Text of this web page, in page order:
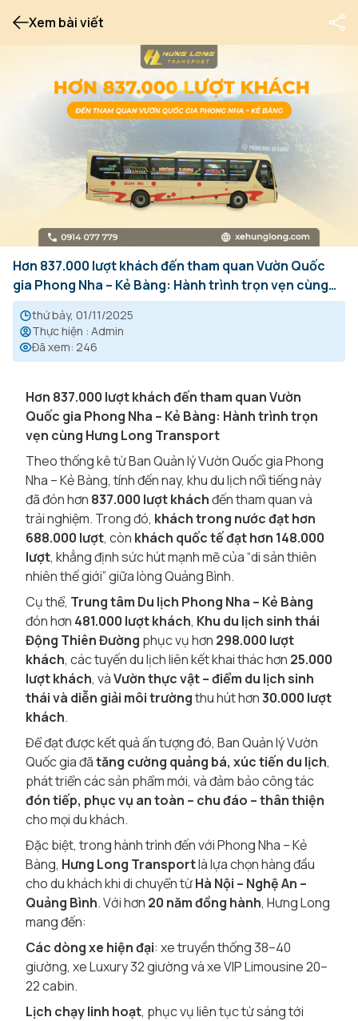
Xem bài viết
Hơn 837.000 lượt khách đến tham quan Vườn Quốc
gia Phong Nha – Kẻ Bàng: Hành trình trọn vẹn cùng
Hưng Long Transport
thứ bảy, 01/11/2025
Thực hiện : Admin
Đã xem: 246
Hơn 837.000 lượt khách đến tham quan Vườn
Quốc gia Phong Nha – Kẻ Bàng: Hành trình trọn
vẹn cùng Hưng Long Transport
Theo thống kê từ Ban Quản lý Vườn Quốc gia Phong
Nha – Kẻ Bàng, tính đến nay, khu du lịch nổi tiếng này
đã đón hơn 837.000 lượt kháchđến tham quan và
trải nghiệm. Trong đó, khách trong nước đạt hơn
688.000 lượt, còn khách quốc tế đạt hơn 148.000
lượt, khẳng định sức hút mạnh mẽ của “di sản thiên
nhiên thế giới” giữa lòng Quảng Bình.
Cụ thể, Trung tâm Du lịch Phong Nha – Kẻ Bàng
đón hơn 481.000 lượt khách, Khu du lịch sinh thái
Động Thiên Đường phục vụ hơn 298.000 lượt
khách, các tuyến du lịch liên kết khai thác hơn 25.000
lượt khách, vàVườn thực vật – điểm du lịch sinh
thái và diễn giải môi trườngthu hút hơn30.000 lượt
khách.
Để đạt được kết quả ấn tượng đó, Ban Quản lý Vườn
Quốc gia đãtăng cường quảng bá, xúc tiến du lịch,
phát triển các sản phẩm mới, và đảm bảo công tác
đón tiếp, phục vụ an toàn – chu đáo – thân thiện
cho mọi du khách.
Đặc biệt, trong hành trình đến với Phong Nha – Kẻ
Bàng, Hưng Long Transportlà lựa chọn hàng đầu
cho du khách khi di chuyển từHà Nội – Nghệ An –
Quảng Bình. Với hơn 20 năm đồng hành, Hưng Long
mang đến:
Các dòng xe hiện đại: xe truyền thống 38–40
giường, xe Luxury 32 giường và xe VIP Limousine 20–
22 cabin.
Lịch chạy linh hoạt, phục vụ liên tục từ sáng tới